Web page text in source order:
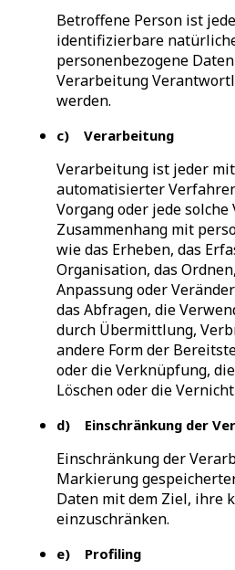
Betroffene Person ist
identifizierbare
personenbezogene
Verarbeitung
werden.
c) Verarbeitung
Verarbeitung ist jeder
automatisierter
Vorgang oder jede
Zusammenhang mit
wie das Erheben, das
Organisation, das
Anpassung oder
das Abfragen, die
durch Übermittlung,
andere Form der
oder die Verknüpfung,
Löschen oder die
d) Einschränkung der
Einschränkung der
Markierung
Daten mit dem Ziel, ihre
einzuschränken.
e) Profiling